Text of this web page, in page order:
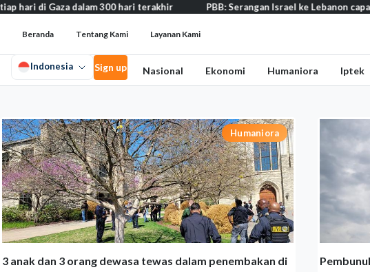
Humaniora
3 anak dan 3 orang dewasa tewas dalam penembakan di
dalam 300 hari terakhir PBB: Serangan Israel ke Lebanon capai titik
Beranda Tentang Kami Layanan Kami
Indonesia Sign up Nasional Ekonomi Humaniora Iptek